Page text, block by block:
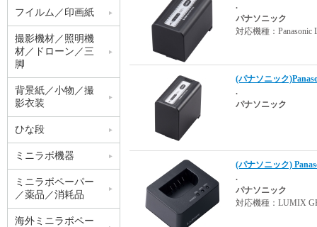
.
パナソニック
対応機種：
(パナソニック
.
パナソニック
(パナソニック)
.
パナソニック
対応機種：LUMIX
フイルム／印画紙
撮影機材／照明機
材／ドローン／三
脚
背景紙／小物／撮
影衣装
ひな段
ミニラボ機器
ミニラボペーパー
／薬品／消耗品
海外ミニラボペー